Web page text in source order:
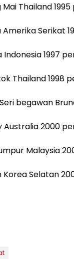
Mai Thailand
Serikat
1997
Thailand 1998
begawan
Australia 2000
Malaysia
Korea Selatan